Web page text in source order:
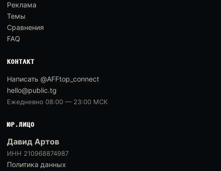
Реклама
Темы
Сравнения
FAQ
КОНТАКТ
Написать @AFFtop_connect
hello@public.tg
Ежедневно 08:00 — 23:00 МСК
ЮР.ЛИЦО
Давид Артов
ИНН 210968874987
Политика данных